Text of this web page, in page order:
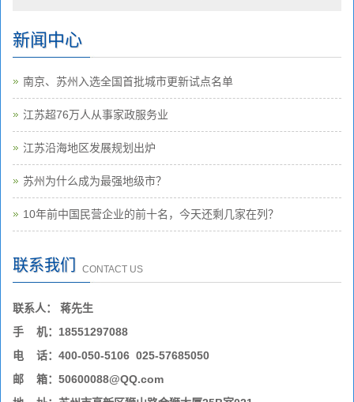
新闻中心
南京、苏州入选全国首批城市更新试点名单
江苏超76万人从事家政服务业
江苏沿海地区发展规划出炉
苏州为什么成为最强地级市？
10年前中国民营企业的前十名，今天还剩几家在列？
联系我们 CONTACT US
联系人： 蒋先生
手 机：18551297088
电 话：400-050-5106 025-57685050
邮 箱：50600088@QQ.com